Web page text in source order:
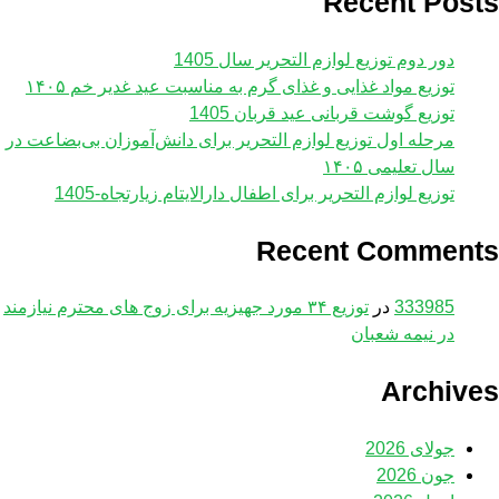
دور دوم توزیع لوازم التحریر سال 1405
توزیع مواد غذایی و غذای گرم به مناسبت عید غدیر خم ۱۴۰۵
توزیع گوشت قربانی عید قربان 1405
مرحله اول توزیع لوازم ‌التحریر برای دانش‌آموزان بی‌بضاعت در
سال تعلیمی ۱۴۰۵
توزیع لوازم التحریر برای اطفال دارالایتام زیارتجاه-1405
Recent Comments
333985 در
توزیع ۳۴ مورد جهیزیه برای زوج های محترم نیازمند
در نیمه شعبان
Archives
جولای 2026
جون 2026